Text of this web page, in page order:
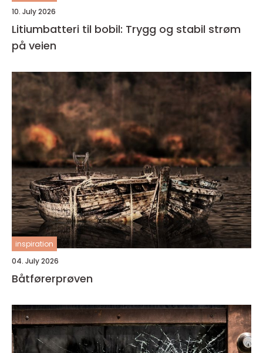
10. July 2026
Litiumbatteri til bobil: Trygg og stabil strøm
på veien
inspiration
04. July 2026
Båtførerprøven